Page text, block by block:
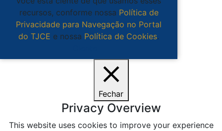
recursos, conforme nossa Política de
Privacidade para Navegação no Portal
do TJCE e nossa Política de Cookies.
Fechar
Privacy Overview
This website uses cookies to improve your experience